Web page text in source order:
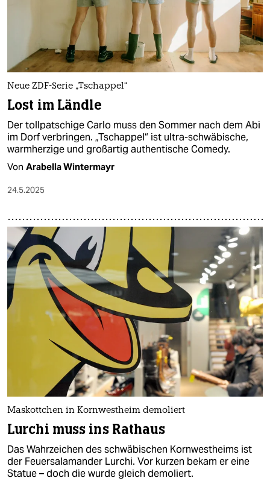
Neue ZDF-Serie „Tschappel“
Lost im Ländle
Der tollpatschige Carlo muss den Sommer nach dem Abi
im Dorf verbringen. „Tschappel“ ist ultra-schwäbische,
warmherzige und großartig authentische Comedy.
Von Arabella Wintermayr
24.5.2025
Maskottchen in Kornwestheim demoliert
Lurchi muss ins Rathaus
Das Wahrzeichen des schwäbischen Kornwestheims ist
der Feuersalamander Lurchi. Vor kurzen bekam er eine
Statue – doch die wurde gleich demoliert.